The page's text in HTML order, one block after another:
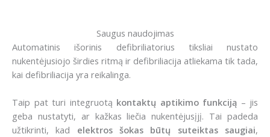
Saugus naudojimas
Automatinis išorinis defibriliatorius tiksliai nustato
nukentėjusiojo širdies ritmą ir defibriliacija atliekama tik tada,
kai defibriliacija yra reikalinga.
Taip pat turi integruotą kontaktų aptikimo funkciją – jis
geba nustatyti, ar kažkas liečia nukentėjusįjį. Tai padeda
užtikrinti, kad elektros šokas būtų suteiktas saugiai,